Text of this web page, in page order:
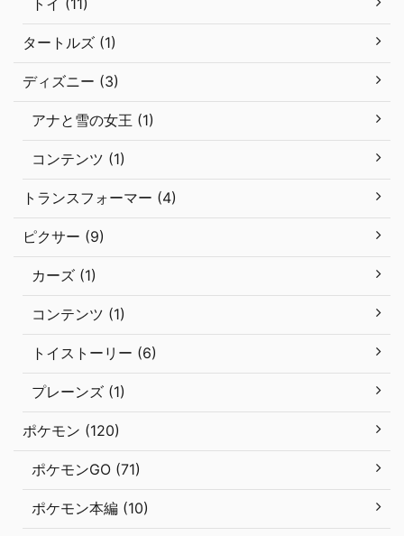
タートルズ (1)
ディズニー (3)
アナと雪の女王 (1)
コンテンツ (1)
トランスフォーマー (4)
ピクサー (9)
カーズ (1)
コンテンツ (1)
トイストーリー (6)
プレーンズ (1)
ポケモン (120)
ポケモンGO (71)
ポケモン本編 (10)